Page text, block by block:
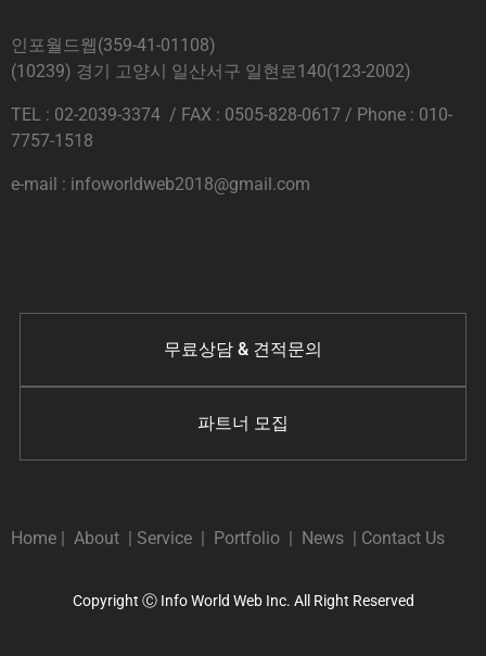
인포월드웹(359-41-01108)
(10239) 경기 고양시 일산서구 일현로140(123-2002)
TEL : 02-2039-3374 / FAX : 0505-828-0617 / Phone : 010-
7757-1518
e-mail : infoworldweb2018@gmail.com
무료상담 & 견적문의
파트너 모집
Home | About | Service | Portfolio | News | Contact Us
Copyright Ⓒ Info World Web Inc. All Right Reserved